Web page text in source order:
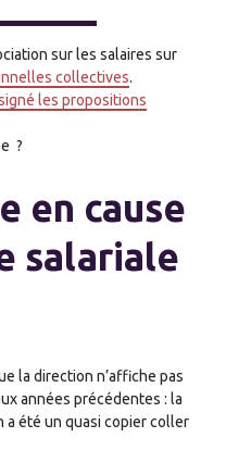
sur les salaires sur
collectives.
les propositions
?
en cause
salariale
la direction n’affiche pas
années précédentes : la
a été un quasi copier coller